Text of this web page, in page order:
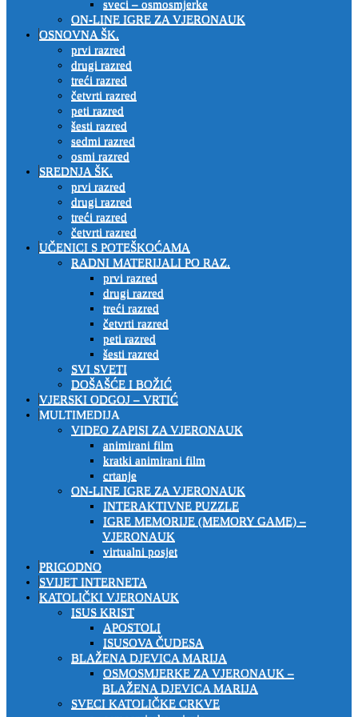
sveci – osmosmjerke
ON-LINE IGRE ZA VJERONAUK
OSNOVNA ŠK.
prvi razred
drugi razred
treći razred
četvrti razred
peti razred
šesti razred
sedmi razred
osmi razred
SREDNJA ŠK.
prvi razred
drugi razred
treći razred
četvrti razred
UČENICI S POTEŠKOĆAMA
RADNI MATERIJALI PO RAZ.
prvi razred
drugi razred
treći razred
četvrti razred
peti razred
šesti razred
SVI SVETI
DOŠAŠĆE I BOŽIĆ
VJERSKI ODGOJ – VRTIĆ
MULTIMEDIJA
VIDEO ZAPISI ZA VJERONAUK
animirani film
kratki animirani film
crtanje
ON-LINE IGRE ZA VJERONAUK
INTERAKTIVNE PUZZLE
IGRE MEMORIJE (MEMORY GAME) –
VJERONAUK
virtualni posjet
PRIGODNO
SVIJET INTERNETA
KATOLIČKI VJERONAUK
ISUS KRIST
APOSTOLI
ISUSOVA ČUDESA
BLAŽENA DJEVICA MARIJA
OSMOSMJERKE ZA VJERONAUK –
BLAŽENA DJEVICA MARIJA
SVECI KATOLIČKE CRKVE